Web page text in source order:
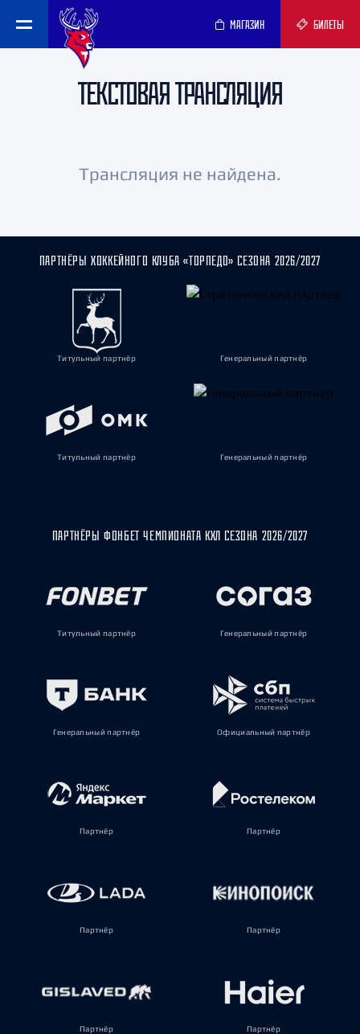
МАГАЗИН БИЛЕТЫ
ТЕКСТОВАЯ ТРАНСЛЯЦИЯ
Трансляция не найдена.
ПАРТНЁРЫ ХОККЕЙНОГО КЛУБА «ТОРПЕДО» СЕЗОНА 2026/2027
Титульный партнёр Генеральный партнёр
Титульный партнёр Генеральный партнёр
ПАРТНЁРЫ ФОНБЕТ ЧЕМПИОНАТА КХЛ СЕЗОНА 2026/2027
Титульный партнёр Генеральный партнёр
Генеральный партнёр Официальный партнёр
Партнёр Партнёр
Партнёр Партнёр
Партнёр Партнёр